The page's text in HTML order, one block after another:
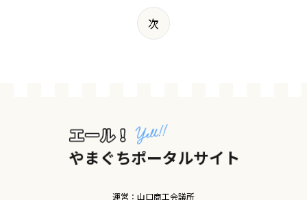
次
運営：山口商工会議所